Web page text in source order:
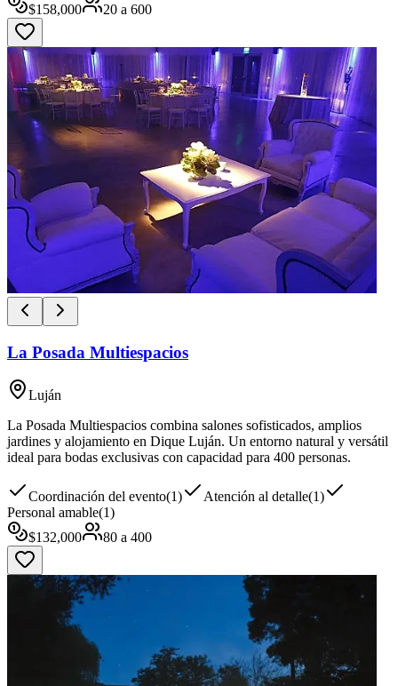
$158,000 20 a 600
La Posada Multiespacios
Luján
La Posada Multiespacios combina salones sofisticados, amplios
jardines y alojamiento en Dique Luján. Un entorno natural y versátil
ideal para bodas exclusivas con capacidad para 400 personas.
Coordinación del evento(1) Atención al detalle(1)
Personal amable(1)
$132,000 80 a 400